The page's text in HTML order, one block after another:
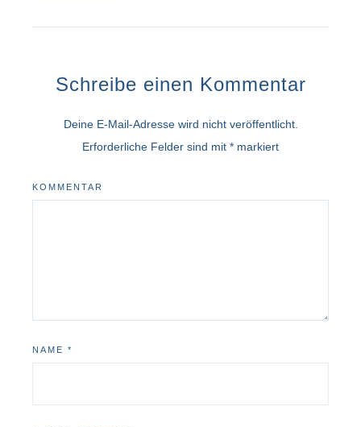
Schreibe einen Kommentar
Deine E-Mail-Adresse wird nicht veröffentlicht.
Erforderliche Felder sind mit * markiert
KOMMENTAR
NAME *